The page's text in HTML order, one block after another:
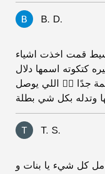
B. D.
قمت اخذت اشياء
كتكوته اسمها دلال
جدًا 👌🏼 اللي يوصل
T. S.
كل شيء يا بنات و